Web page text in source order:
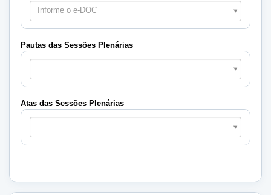
Informe o e-DOC
Pautas das Sessões Plenárias
Pautas
Sessões
Plenárias
Atas das Sessões Plenárias
Atas
Sessões
Plenárias